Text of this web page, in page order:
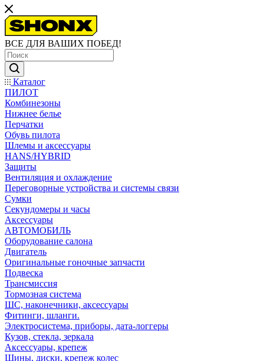
ВСЕ ДЛЯ ВАШИХ ПОБЕД!
Каталог
ПИЛОТ
Комбинезоны
Нижнее белье
Перчатки
Обувь пилота
Шлемы и аксессуары
HANS/HYBRID
Защиты
Вентиляция и охлаждение
Переговорные устройства и системы связи
Сумки
Секундомеры и часы
Аксессуары
АВТОМОБИЛЬ
Оборудование салона
Двигатель
Оригинальные гоночные запчасти
Подвеска
Трансмиссия
Тормозная система
ШС, наконечники, аксессуары
Фитинги, шланги.
Электросистема, приборы, дата-логгеры
Кузов, стекла, зеркала
Аксессуары, крепеж
Шины, диски, крепеж колес